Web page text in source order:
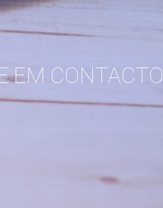
EM CONTACTO